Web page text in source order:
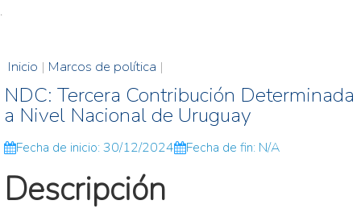
.
Inicio | Marcos de política |
NDC: Tercera Contribución Determinada
a Nivel Nacional de Uruguay
Fecha de inicio: 30/12/2024 Fecha de fin: N/A
Descripción